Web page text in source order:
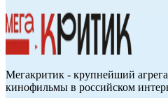
Мегакритик - крупнейший
кинофильмы в российском